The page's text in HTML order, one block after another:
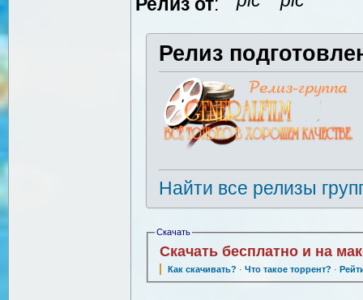
Релиз
Найти все релизы
Скачать
Скачать бесплатно и на
Как скачивать? · Что такое торрент? ·